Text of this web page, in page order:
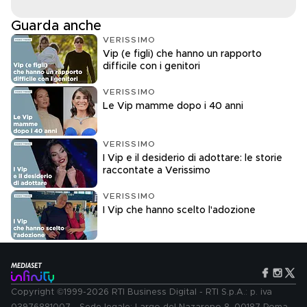
Guarda anche
VERISSIMO
Vip (e figli) che hanno un rapporto
difficile con i genitori
VERISSIMO
Le Vip mamme dopo i 40 anni
VERISSIMO
I Vip e il desiderio di adottare: le storie
raccontate a Verissimo
VERISSIMO
I Vip che hanno scelto l'adozione
Copyright ©1999-2026 RTI Business Digital - RTI S.p.A.: p. iva